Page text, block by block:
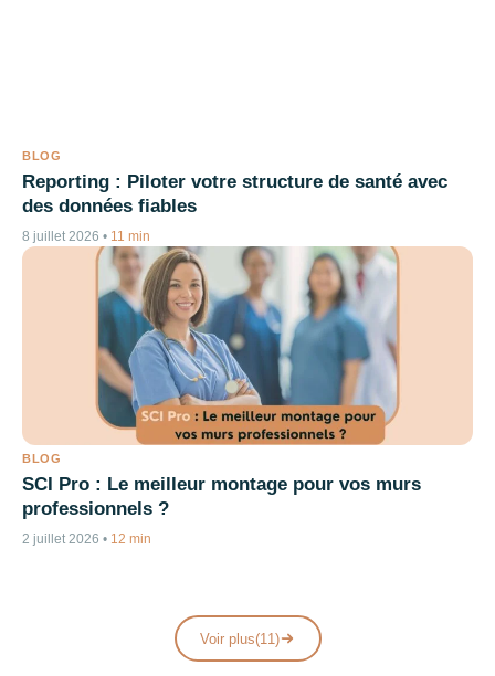
BLOG
Reporting : Piloter votre structure de santé avec
des données fiables
8 juillet 2026 • 11 min
BLOG
SCI Pro : Le meilleur montage pour vos murs
professionnels ?
2 juillet 2026 • 12 min
Voir plus(11)